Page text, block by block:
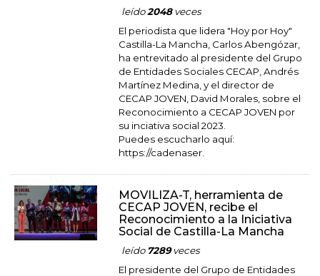
leído2048veces
El periodista que lidera "Hoy por Hoy"
Castilla-La Mancha, Carlos Abengózar,
ha entrevitado al presidente del Grupo
de Entidades Sociales CECAP, Andrés
Martínez Medina, y el director de
CECAP JOVEN, David Morales, sobre el
Reconocimiento a CECAP JOVEN por
su inciativa social 2023.
Puedes escucharlo aquí:
https://cadenaser.
MOVILIZA-T, herramienta de
CECAP JOVEN, recibe el
Reconocimiento a la Iniciativa
Social de Castilla-La Mancha
leído 7289veces
El presidente del Grupo de Entidades